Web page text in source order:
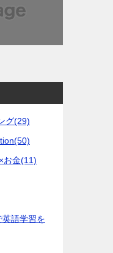
グ(29)
(50)
お金(11)
語学習を